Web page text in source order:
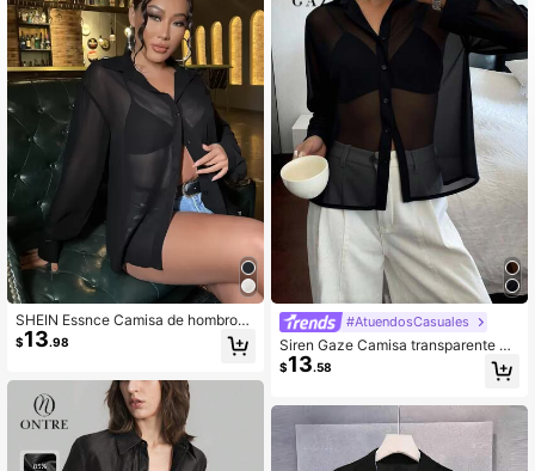
SHEIN Essnce Camisa de hombros
caídos transparente sin sujetador
$13.98
#AtuendosCasuales
Siren Gaze Camisa transparente co
n botones delanteros sin sujetador,
blusas de manga larga
$13.58